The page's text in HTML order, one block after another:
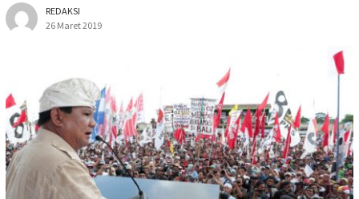
REDAKSI
26 Maret 2019